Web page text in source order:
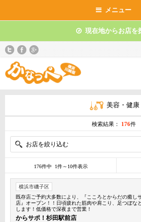
メニュー
現在地からお店を
美容・健康
検索結果： 176件
お店を絞り込む
176件中 1件～10件表示
横浜市磯子区
既存店ご予約大多数により、『こころとからだの癒
店』オープン！！日頃疲れた筋肉や肩こり、足つぼな
します！低価格で深夜まで営業！
からサポ！杉田駅前店